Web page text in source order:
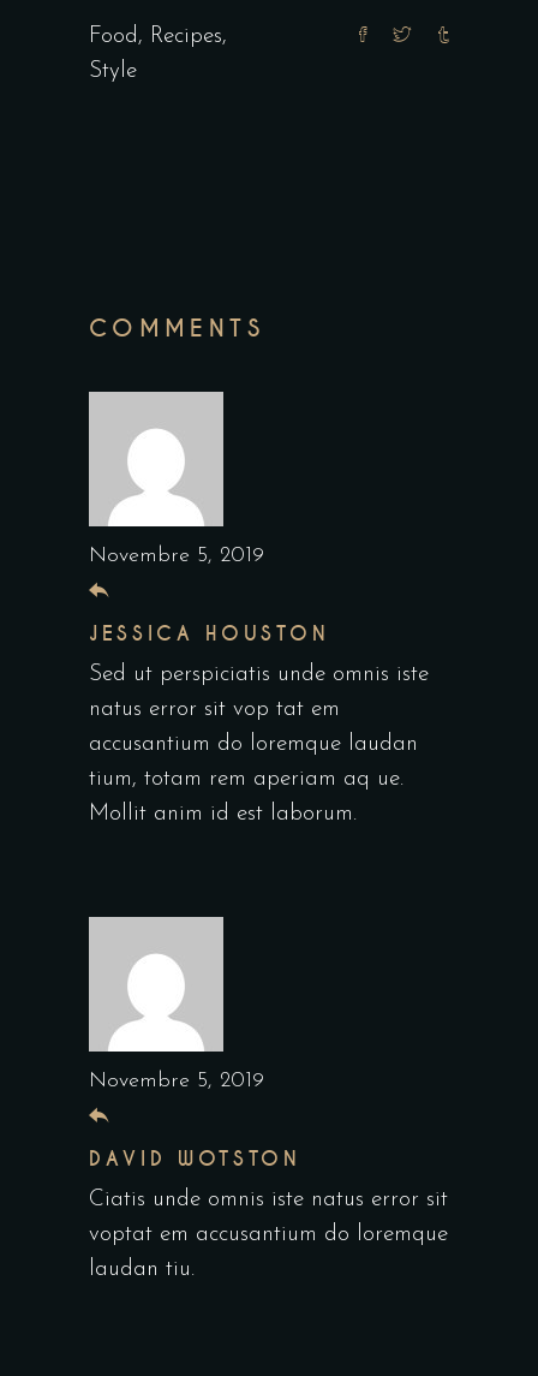
Food, Recipes,
Style
COMMENTS
Novembre 5, 2019
JESSICA HOUSTON
Sed ut perspiciatis unde omnis iste
natus error sit vop tat em
accusantium do loremque laudan
tium, totam rem aperiam aq ue.
Mollit anim id est laborum.
Novembre 5, 2019
DAVID WOTSTON
Ciatis unde omnis iste natus error sit
voptat em accusantium do loremque
laudan tiu.